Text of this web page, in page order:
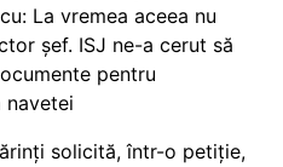
La vremea aceea nu
șef. ISJ ne-a cerut să
pentru
navetei
solicită, într-o petiție,